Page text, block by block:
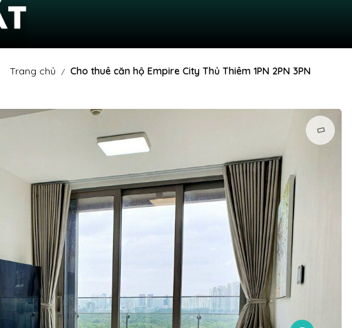
Trang chủ / Cho thuê căn hộ Empire City Thủ Thiêm 1PN 2PN 3PN